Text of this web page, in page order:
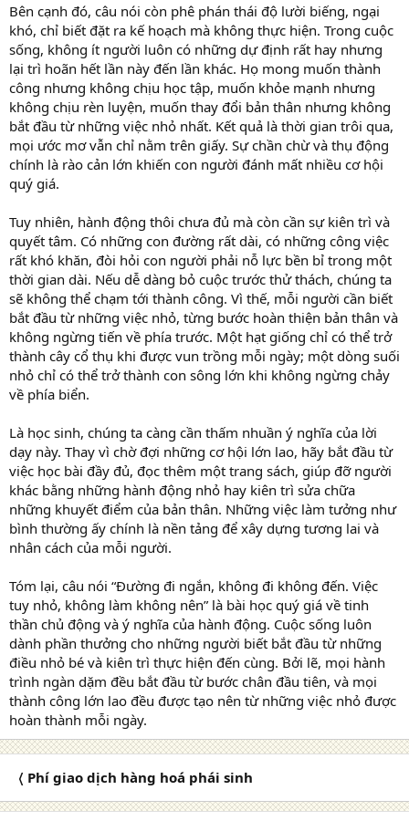
Bên cạnh đó, câu nói còn phê phán thái độ lười biếng, ngại
khó, chỉ biết đặt ra kế hoạch mà không thực hiện. Trong cuộc
sống, không ít người luôn có những dự định rất hay nhưng
lại trì hoãn hết lần này đến lần khác. Họ mong muốn thành
công nhưng không chịu học tập, muốn khỏe mạnh nhưng
không chịu rèn luyện, muốn thay đổi bản thân nhưng không
bắt đầu từ những việc nhỏ nhất. Kết quả là thời gian trôi qua,
mọi ước mơ vẫn chỉ nằm trên giấy. Sự chần chừ và thụ động
chính là rào cản lớn khiến con người đánh mất nhiều cơ hội
quý giá.
Tuy nhiên, hành động thôi chưa đủ mà còn cần sự kiên trì và
quyết tâm. Có những con đường rất dài, có những công việc
rất khó khăn, đòi hỏi con người phải nỗ lực bền bỉ trong một
thời gian dài. Nếu dễ dàng bỏ cuộc trước thử thách, chúng ta
sẽ không thể chạm tới thành công. Vì thế, mỗi người cần biết
bắt đầu từ những việc nhỏ, từng bước hoàn thiện bản thân và
không ngừng tiến về phía trước. Một hạt giống chỉ có thể trở
thành cây cổ thụ khi được vun trồng mỗi ngày; một dòng suối
nhỏ chỉ có thể trở thành con sông lớn khi không ngừng chảy
về phía biển.
Là học sinh, chúng ta càng cần thấm nhuần ý nghĩa của lời
dạy này. Thay vì chờ đợi những cơ hội lớn lao, hãy bắt đầu từ
việc học bài đầy đủ, đọc thêm một trang sách, giúp đỡ người
khác bằng những hành động nhỏ hay kiên trì sửa chữa
những khuyết điểm của bản thân. Những việc làm tưởng như
bình thường ấy chính là nền tảng để xây dựng tương lai và
nhân cách của mỗi người.
Tóm lại, câu nói “Đường đi ngắn, không đi không đến. Việc
tuy nhỏ, không làm không nên” là bài học quý giá về tinh
thần chủ động và ý nghĩa của hành động. Cuộc sống luôn
dành phần thưởng cho những người biết bắt đầu từ những
điều nhỏ bé và kiên trì thực hiện đến cùng. Bởi lẽ, mọi hành
trình ngàn dặm đều bắt đầu từ bước chân đầu tiên, và mọi
thành công lớn lao đều được tạo nên từ những việc nhỏ được
hoàn thành mỗi ngày.
〈 Phí giao dịch hàng hoá phái sinh